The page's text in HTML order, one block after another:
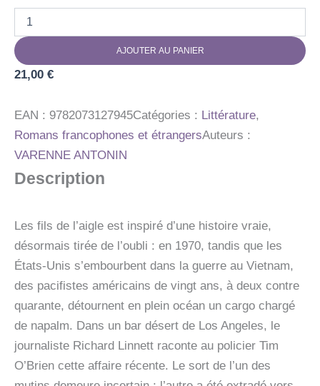
LES
FILS
DE
AJOUTER AU PANIER
21,00 €
EAN : 9782073127945Catégories : Littérature,
Romans francophones et étrangersAuteurs :
VARENNE ANTONIN
Description
Les fils de l’aigle est inspiré d’une histoire vraie,
désormais tirée de l’oubli : en 1970, tandis que les
États-Unis s’embourbent dans la guerre au Vietnam,
des pacifistes américains de vingt ans, à deux contre
quarante, détournent en plein océan un cargo chargé
de napalm. Dans un bar désert de Los Angeles, le
journaliste Richard Linnett raconte au policier Tim
O’Brien cette affaire récente. Le sort de l’un des